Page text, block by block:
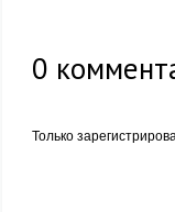
0
Только